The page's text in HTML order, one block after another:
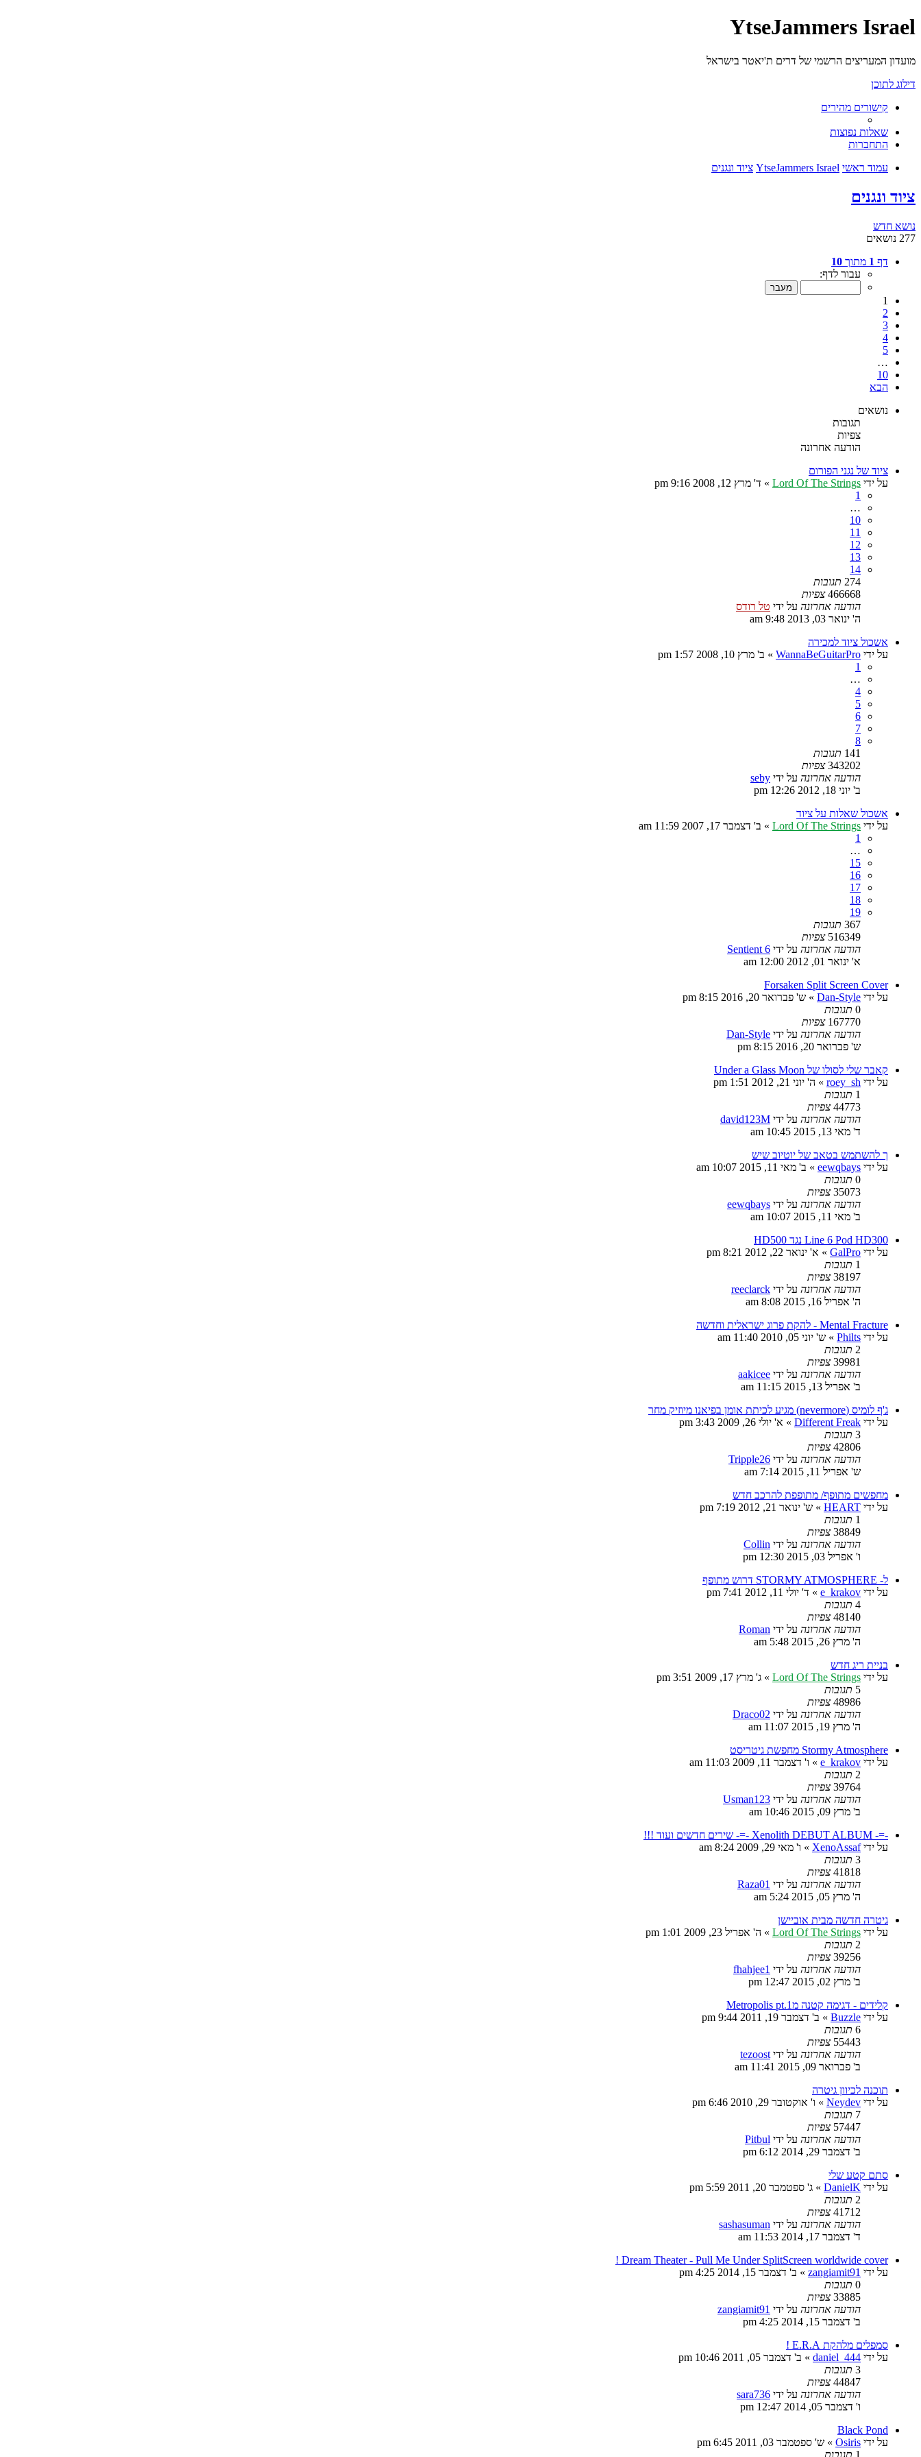
YtseJammers Israel
מועדון המעריצים הרשמי של דרים ת'יאטר בישראל
דילוג לתוכן
קישורים מהירים
שאלות נפוצות
התחברות
עמוד ראשי YtseJammers Israel ציוד ונגנים
ציוד ונגנים
נושא חדש
277 נושאים
דף 1 מתוך 10
עבור לדף:
1
2
3
4
5
…
10
הבא
נושאים
תגובות
צפיות
הודעה אחרונה
ציוד של נגני הפורום
על ידי Lord Of The Strings
» ד' מרץ 12, 2008 9:16 pm
1
…
10
11
12
13
14
274 תגובות
466668 צפיות
הודעה אחרונה על ידי טל רודס
ה' ינואר 03, 2013 9:48 am
אשכול ציוד למכירה
על ידי WannaBeGuitarPro
» ב' מרץ 10, 2008 1:57 pm
1
…
4
5
6
7
8
141 תגובות
343202 צפיות
הודעה אחרונה על ידי seby
ב' יוני 18, 2012 12:26 pm
אשכול שאלות על ציוד
על ידי Lord Of The Strings
» ב' דצמבר 17, 2007 11:59 am
1
…
15
16
17
18
19
367 תגובות
516349 צפיות
הודעה אחרונה על ידי Sentient 6
א' ינואר 01, 2012 12:00 am
Forsaken Split Screen Cover
על ידי Dan-Style
» ש' פברואר 20, 2016 8:15 pm
0 תגובות
167770 צפיות
הודעה אחרונה על ידי Dan-Style
ש' פברואר 20, 2016 8:15 pm
קאבר שלי לסולו של Under a Glass Moon
על ידי roey_sh
» ה' יוני 21, 2012 1:51 pm
1 תגובות
44773 צפיות
הודעה אחרונה על ידי david123M
ד' מאי 13, 2015 10:45 am
ך להשתמש בטאב של יוטיוב שיש
על ידי eewqbays
» ב' מאי 11, 2015 10:07 am
0 תגובות
35073 צפיות
הודעה אחרונה על ידי eewqbays
ב' מאי 11, 2015 10:07 am
Line 6 Pod HD300 נגד HD500
על ידי GalPro
» א' ינואר 22, 2012 8:21 pm
1 תגובות
38197 צפיות
הודעה אחרונה על ידי reeclarck
ה' אפריל 16, 2015 8:08 am
Mental Fracture - להקת פרוג ישראלית וחדשה
על ידי Philts
» ש' יוני 05, 2010 11:40 am
2 תגובות
39981 צפיות
הודעה אחרונה על ידי aakicee
ב' אפריל 13, 2015 11:15 am
ג'ף לומיס (nevermore) מגיע לכיתת אומן בפיאנו מיוזיק מחר
על ידי Different Freak
» א' יולי 26, 2009 3:43 pm
3 תגובות
42806 צפיות
הודעה אחרונה על ידי Tripple26
ש' אפריל 11, 2015 7:14 am
מחפשים מתופף/ מתופפת להרכב חדש
על ידי HEART
» ש' ינואר 21, 2012 7:19 pm
1 תגובות
38849 צפיות
הודעה אחרונה על ידי Collin
ו' אפריל 03, 2015 12:30 pm
ל- STORMY ATMOSPHERE דרוש מתופף
על ידי e_krakov
» ד' יולי 11, 2012 7:41 pm
4 תגובות
48140 צפיות
הודעה אחרונה על ידי Roman
ה' מרץ 26, 2015 5:48 am
בניית ריג חדש
על ידי Lord Of The Strings
» ג' מרץ 17, 2009 3:51 pm
5 תגובות
48986 צפיות
הודעה אחרונה על ידי Draco02
ה' מרץ 19, 2015 11:07 am
Stormy Atmosphere מחפשת גיטריסט
על ידי e_krakov
» ו' דצמבר 11, 2009 11:03 am
2 תגובות
39764 צפיות
הודעה אחרונה על ידי Usman123
ב' מרץ 09, 2015 10:46 am
-=- Xenolith DEBUT ALBUM -=- שירים חדשים ועוד !!!
על ידיXenoAssaf
» ו' מאי 29, 2009 8:24 am
3 תגובות
41818 צפיות
הודעה אחרונה על ידי Raza01
ה' מרץ 05, 2015 5:24 am
גיטרה חדשה מבית אוביישן
על ידי Lord Of The Strings
» ה' אפריל 23, 2009 1:01 pm
2 תגובות
39256 צפיות
הודעה אחרונה על ידי fhahjee1
ב' מרץ 02, 2015 12:47 pm
קלידים - דגימה קטנה מMetropolis pt.1
על ידי Buzzle
» ב' דצמבר 19, 2011 9:44 pm
6 תגובות
55443 צפיות
הודעה אחרונה על ידי tezoost
ב' פברואר 09, 2015 11:41 am
תוכנה לכיוון גיטרה
על ידי Neydev
» ו' אוקטובר 29, 2010 6:46 pm
7 תגובות
57447 צפיות
הודעה אחרונה על ידי Pitbul
ב' דצמבר 29, 2014 6:12 pm
סתם קטע שלי
על ידי DanielK
» ג' ספטמבר 20, 2011 5:59 pm
2 תגובות
41712 צפיות
הודעה אחרונה על ידי sashasuman
ד' דצמבר 17, 2014 11:53 am
Dream Theater - Pull Me Under SplitScreen worldwide cover !
על ידי zangiamit91
» ב' דצמבר 15, 2014 4:25 pm
0 תגובות
33885 צפיות
הודעה אחרונה על ידי zangiamit91
ב' דצמבר 15, 2014 4:25 pm
סמפלים מלהקת E.R.A !
על ידי daniel_444
» ב' דצמבר 05, 2011 10:46 pm
3 תגובות
44847 צפיות
הודעה אחרונה על ידי sara736
ו' דצמבר 05, 2014 12:47 pm
Black Pond
על ידי Osiris
» ש' ספטמבר 03, 2011 6:45 pm
1 תגובות